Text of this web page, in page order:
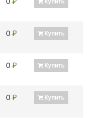
Купить
0Р Купить
0Р Купить
0Р Купить